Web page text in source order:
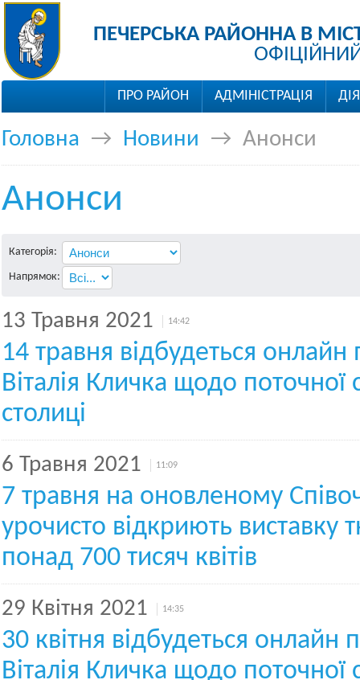
ПЕЧЕРСЬКА РАЙОННА В
ПРО РАЙОН АДМІНІСТРАЦІЯ
Головна → Новини → Анонси
Анонси
Категорія:
Напрямок:
13 Травня 2021 14:42
14 травня відбудеться онлайн
Віталія Кличка щодо поточної
столиці
6 Травня 2021 11:09
7 травня на оновленому
урочисто відкриють виставку
понад 700 тисяч квітів
29 Квітня 2021 14:35
30 квітня відбудеться онлайн
Віталія Кличка щодо поточної